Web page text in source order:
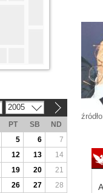
2005
PT SB
ND
5 6
7
12 13
14
19 20
21
26 27
28